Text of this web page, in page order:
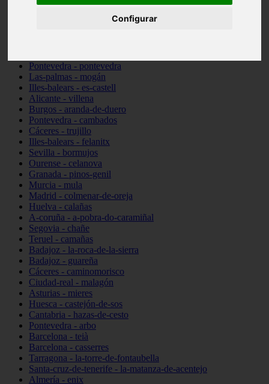
Configurar
Illes-balears - sant-josep-de-sa-talaia
Pontevedra - pontevedra
Las-palmas - mogán
Illes-balears - es-castell
Alicante - villena
Burgos - aranda-de-duero
Pontevedra - cambados
Cáceres - trujillo
Illes-balears - felanitx
Sevilla - bormujos
Ourense - celanova
Granada - pinos-genil
Murcia - mula
Madrid - colmenar-de-oreja
Huelva - calañas
A-coruña - a-pobra-do-caramiñal
Segovia - chañe
Teruel - camañas
Badajoz - la-roca-de-la-sierra
Badajoz - guareña
Cáceres - caminomorisco
Ciudad-real - malagón
Asturias - mieres
Huesca - castejón-de-sos
Cantabria - hazas-de-cesto
Pontevedra - arbo
Barcelona - teià
Barcelona - casserres
Tarragona - la-torre-de-fontaubella
Santa-cruz-de-tenerife - la-matanza-de-acentejo
Almería - enix